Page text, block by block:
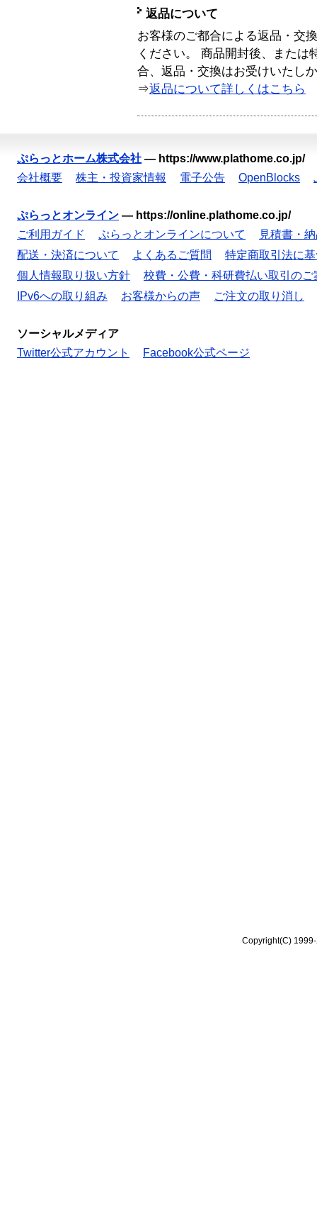
返品について
お客様のご都合による返品・交
ください。 商品開封後、または
合、返品・交換はお受けいたし
⇒返品について詳しくはこちら
ぷらっとホーム株式会社 — https://www.plathome.co.jp/
会社概要
株主・投資家情報 電子公告 OpenBlocks
ぷらっとオンライン — https://online.plathome.co.jp/
ご利用ガイド
ぷらっとオンラインについて
見積書・
配送・決済について
よくあるご質問
特定商取引法に
個人情報取り扱い方針
校費・公費・科研費払い取引のご
IPv6への取り組み
お客様からの声 ご注文の取り消し
ソーシャルメディア
Twitter公式アカウント
Facebook公式ページ
Copyright(C)